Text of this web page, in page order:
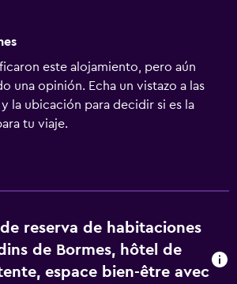
este alojamiento, pero aún
una opinión. Echa un vistazo a las
la ubicación para decidir si es la
tu viaje.
reserva de habitaciones
de Bormes, hôtel de
espace bien-être avec